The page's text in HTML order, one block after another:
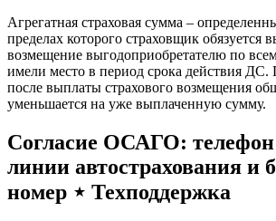
Агрегатная страховая сумма –
пределах которого страховщик обязуется
возмещение выгодоприобретателю по
имели место в период срока действия ДС.
после выплаты страхового возмещения
уменьшается на уже выплаченную сумму.
Согласие ОСАГО: телефон
линии автострахования и
номер ⋆ Техподдержка